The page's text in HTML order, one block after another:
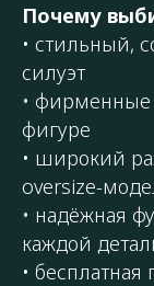
Почему
• стильный,
силуэт
• фирменные
фигуре
• широкий
oversize-
• надёжная
каждой
•